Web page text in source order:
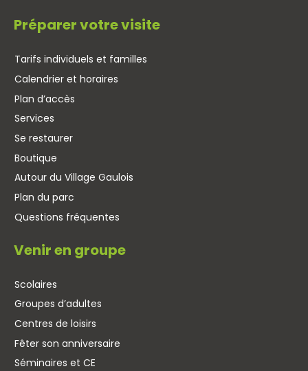
Préparer votre visite
Tarifs individuels et familles
Calendrier et horaires
Plan d’accès
Services
Se restaurer
Boutique
Autour du Village Gaulois
Plan du parc
Questions fréquentes
Venir en groupe
Scolaires
Groupes d’adultes
Centres de loisirs
Fêter son anniversaire
Séminaires et CE